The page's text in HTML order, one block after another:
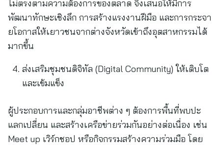
ไม่ตรงตามความต้องการของตลาด จึงเสนอให้มีการ
พัฒนาทักษะเชิงลึก การสร้างแรงงานฝีมือ และการกระจา
ยโอกาสให้เยาวชนจากต่างจังหวัดเข้าถึงอุตสาหกรรมได้
มากขึ้น
ส่งเสริมชุมชนดิจิทัล (Digital Community) ให้เติบโต
และเข้มแข็ง
ผู้ประกอบการและกลุ่มอาชีพต่าง ๆ ต้องการพื้นที่พบปะ
แลกเปลี่ยน และสร้างเครือข่ายร่วมกันอย่างต่อเนื่อง เช่น
Meet up เวิร์กชอป หรือกิจกรรมสร้างความร่วมมือ โดย